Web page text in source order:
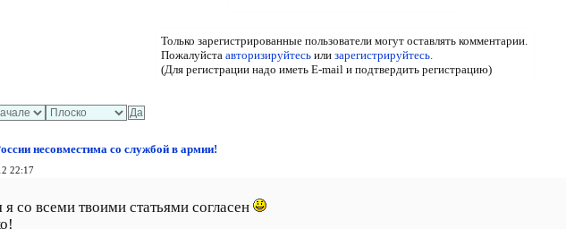
Только зарегистрированные пользователи могут оставлять комментарии.
Пожалуйста авторизируйтесьили зарегистрируйтесь.
(Для регистрации надо иметь E-mail и подтвердить регистрацию)
несовместима со службой в армии!
22:17
со всеми твоими статьями согласен